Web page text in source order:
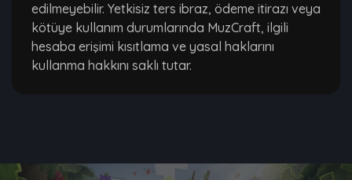
edilmeyebilir. Yetkisiz ters ibraz, ödeme itirazı veya
kötüye kullanım durumlarında MuzCraft, ilgili
hesaba erişimi kısıtlama ve yasal haklarını
kullanma hakkını saklı tutar.